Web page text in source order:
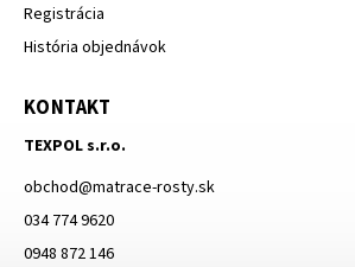
Registrácia
História objednávok
KONTAKT
TEXPOL s.r.o.
obchod@matrace-rosty.sk
034 774 9620
0948 872 146